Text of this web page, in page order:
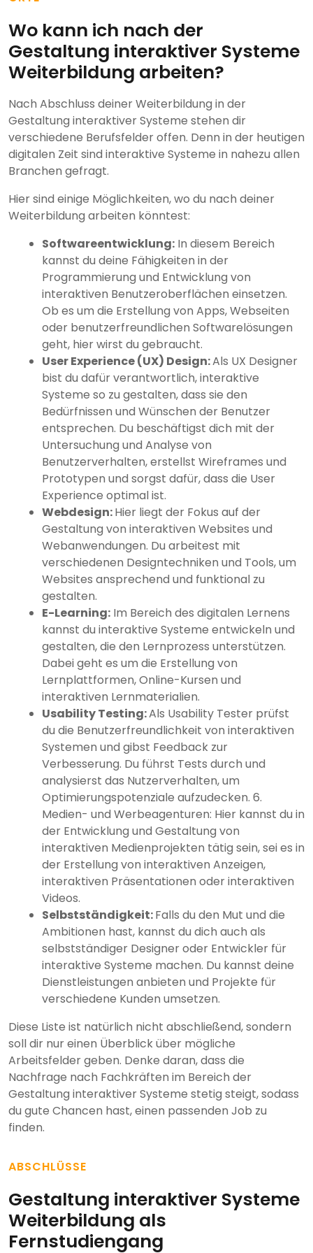
Wo kann ich nach der
Gestaltung interaktiver Systeme
Weiterbildung arbeiten?
Nach Abschluss deiner Weiterbildung in der
Gestaltung interaktiver Systeme stehen dir
verschiedene Berufsfelder offen. Denn in der heutigen
digitalen Zeit sind interaktive Systeme in nahezu allen
Branchen gefragt.
Hier sind einige Möglichkeiten, wo du nach deiner
Weiterbildung arbeiten könntest:
Softwareentwicklung: In diesem Bereich
kannst du deine Fähigkeiten in der
Programmierung und Entwicklung von
interaktiven Benutzeroberflächen einsetzen.
Ob es um die Erstellung von Apps, Webseiten
oder benutzerfreundlichen Softwarelösungen
geht, hier wirst du gebraucht.
User Experience (UX) Design:Als UX Designer
bist du dafür verantwortlich, interaktive
Systeme so zu gestalten, dass sie den
Bedürfnissen und Wünschen der Benutzer
entsprechen. Du beschäftigst dich mit der
Untersuchung und Analyse von
Benutzerverhalten, erstellst Wireframes und
Prototypen und sorgst dafür, dass die User
Experience optimal ist.
Webdesign:Hier liegt der Fokus auf der
Gestaltung von interaktiven Websites und
Webanwendungen. Du arbeitest mit
verschiedenen Designtechniken und Tools, um
Websites ansprechend und funktional zu
gestalten.
E-Learning: Im Bereich des digitalen Lernens
kannst du interaktive Systeme entwickeln und
gestalten, die den Lernprozess unterstützen.
Dabei geht es um die Erstellung von
Lernplattformen, Online-Kursen und
interaktiven Lernmaterialien.
Usability Testing:Als Usability Tester prüfst
du die Benutzerfreundlichkeit von interaktiven
Systemen und gibst Feedback zur
Verbesserung. Du führst Tests durch und
analysierst das Nutzerverhalten, um
Optimierungspotenziale aufzudecken. 6.
Medien- und Werbeagenturen: Hier kannst du in
der Entwicklung und Gestaltung von
interaktiven Medienprojekten tätig sein, sei es in
der Erstellung von interaktiven Anzeigen,
interaktiven Präsentationen oder interaktiven
Videos.
Selbstständigkeit:Falls du den Mut und die
Ambitionen hast, kannst du dich auch als
selbstständiger Designer oder Entwickler für
interaktive Systeme machen. Du kannst deine
Dienstleistungen anbieten und Projekte für
verschiedene Kunden umsetzen.
Diese Liste ist natürlich nicht abschließend, sondern
soll dir nur einen Überblick über mögliche
Arbeitsfelder geben. Denke daran, dass die
Nachfrage nach Fachkräften im Bereich der
Gestaltung interaktiver Systeme stetig steigt, sodass
du gute Chancen hast, einen passenden Job zu
finden.
ABSCHLÜSSE
Gestaltung interaktiver Systeme
Weiterbildung als
Fernstudiengang